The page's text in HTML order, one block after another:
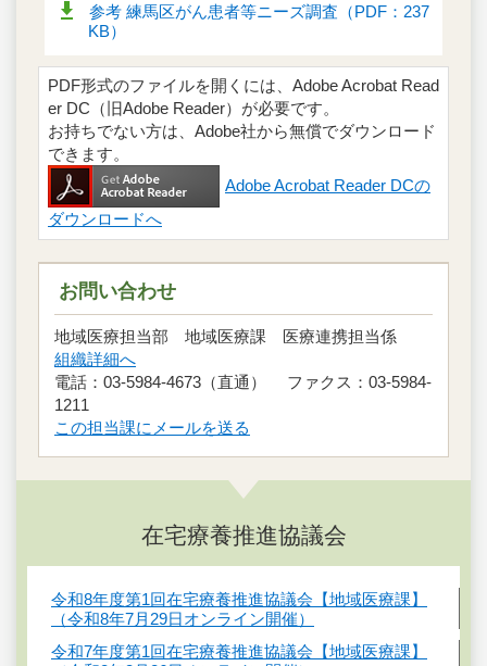
参考 練馬区がん患者等ニーズ調査（PDF：237
KB）
PDF形式のファイルを開くには、Adobe Acrobat Read
er DC（旧Adobe Reader）が必要です。
お持ちでない方は、Adobe社から無償でダウンロード
できます。
Adobe Acrobat Reader DCの
ダウンロードへ
お問い合わせ
地域医療担当部 地域医療課 医療連携担当係
組織詳細へ
電話：03-5984-4673（直通） ファクス：03-5984-
1211
この担当課にメールを送る
在宅療養推進協議会
令和8年度第1回在宅療養推進協議会【地域医療課】
（令和8年7月29日オンライン開催）
令和7年度第1回在宅療養推進協議会【地域医療課】